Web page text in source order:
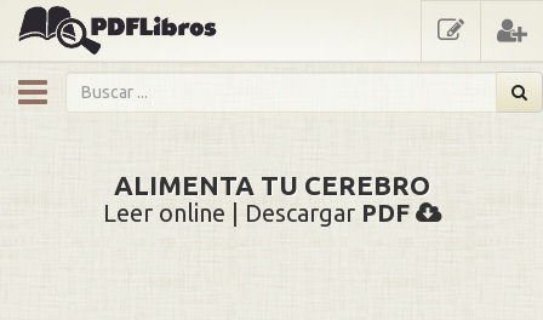
showmenu
ALIMENTA TU CEREBRO
Leer online | Descargar PDF